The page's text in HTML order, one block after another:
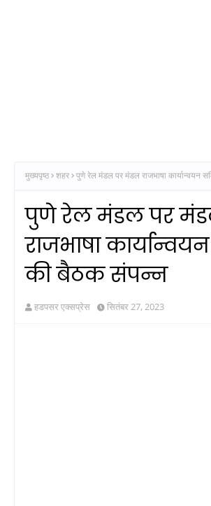
मुख्यपृष्ठ शहर पुणे रेल मंडल पर मंडल राजभाषा कार्यान्वयन
पुणे रेल मंडल पर
राजभाषा
की बैठक संपन्न
हडपसर एक्सप्रेस सितंबर 27, 2023